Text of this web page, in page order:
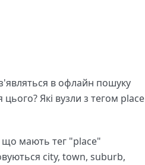
з'являться в офлайн пошуку
Які вузли з тегом place
що мають тег "place"
city, town, suburb,